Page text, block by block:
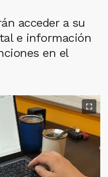
acceder a su
e información
en el